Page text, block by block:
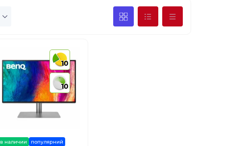
10
10
в наличии популярний